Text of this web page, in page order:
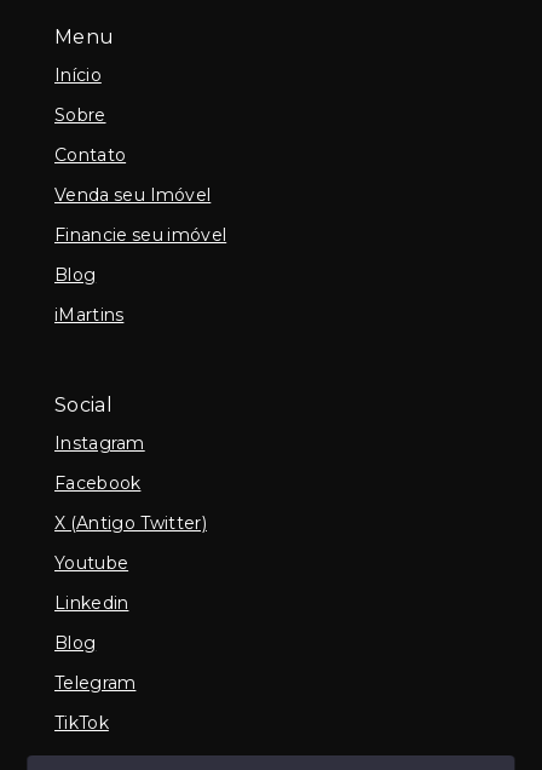
Menu
Início
Sobre
Contato
Venda seu Imóvel
Financie seu imóvel
Blog
iMartins
Social
Instagram
Facebook
X (Antigo Twitter)
Youtube
Linkedin
Blog
Telegram
TikTok